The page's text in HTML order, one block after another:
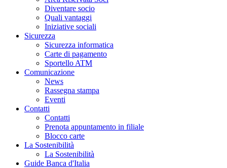
Diventare socio
Quali vantaggi
Iniziative sociali
Sicurezza
Sicurezza informatica
Carte di pagamento
Sportello ATM
Comunicazione
News
Rassegna stampa
Eventi
Contatti
Contatti
Prenota appuntamento in filiale
Blocco carte
La Sostenibilità
La Sostenibilità
Guide Banca d'Italia